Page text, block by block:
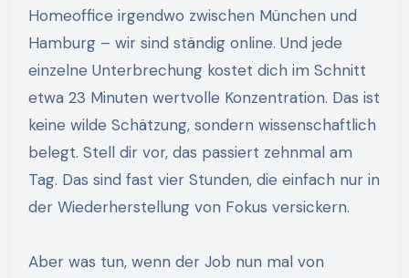
Homeoffice irgendwo zwischen München und
Hamburg – wir sind ständig online. Und jede
einzelne Unterbrechung kostet dich im Schnitt
etwa 23 Minuten wertvolle Konzentration. Das ist
keine wilde Schätzung, sondern wissenschaftlich
belegt. Stell dir vor, das passiert zehnmal am
Tag. Das sind fast vier Stunden, die einfach nur in
der Wiederherstellung von Fokus versickern.
Aber was tun, wenn der Job nun mal von